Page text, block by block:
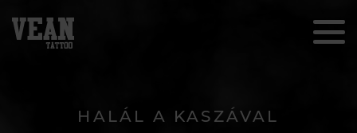
HALÁL A KASZÁVAL